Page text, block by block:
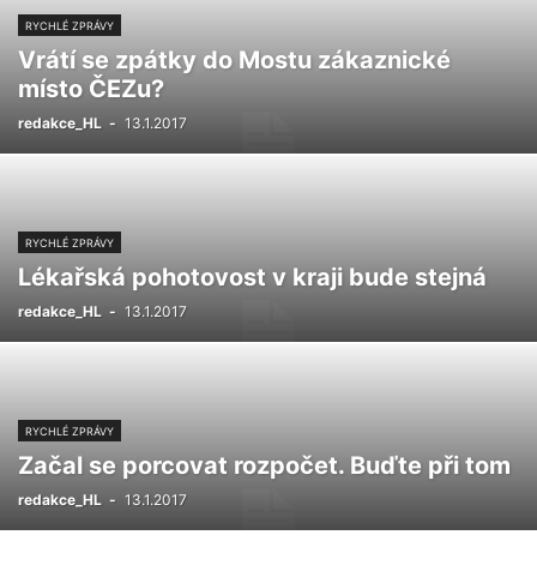
RYCHLÉ ZPRÁVY
Vrátí se zpátky do Mostu zákaznické
místo ČEZu?
redakce_HL - 13.1.2017
RYCHLÉ ZPRÁVY
Lékařská pohotovost v kraji bude stejná
redakce_HL - 13.1.2017
RYCHLÉ ZPRÁVY
Začal se porcovat rozpočet. Buďte při tom
redakce_HL - 13.1.2017